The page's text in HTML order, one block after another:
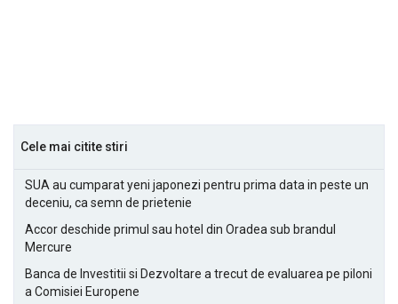
Cele mai citite stiri
SUA au cumparat yeni japonezi pentru prima data in peste un
deceniu, ca semn de prietenie
Accor deschide primul sau hotel din Oradea sub brandul
Mercure
Banca de Investitii si Dezvoltare a trecut de evaluarea pe piloni
a Comisiei Europene